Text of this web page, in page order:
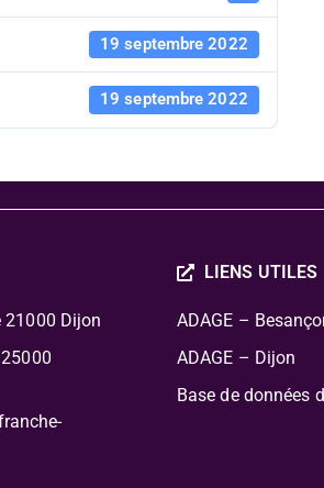
19 septembre 2022
19 septembre 2022
21000 Dijon
LIENS UTILES
ADAGE –
ADAGE – Dijon
Base de données